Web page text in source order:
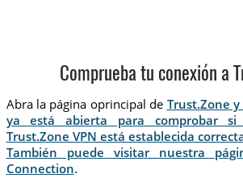
Comprueba tu conexión a
Abra la página oprincipal de Trust.Zone
ya está abierta para comprobar
Trust.Zone VPN está establecida
También puede visitar nuestra
Connection.